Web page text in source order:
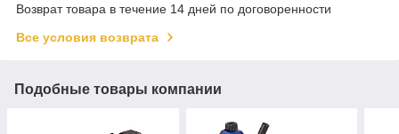
Возврат товара в течение 14 дней по договоренности
Все условия возврата
Подобные товары компании